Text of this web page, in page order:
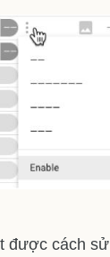
được cách